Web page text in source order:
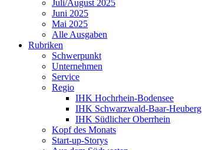
Juli/August 2025
Juni 2025
Mai 2025
Alle Ausgaben
Rubriken
Schwerpunkt
Unternehmen
Service
Regio
IHK Hochrhein-Bodensee
IHK Schwarzwald-Baar-Heuberg
IHK Südlicher Oberrhein
Kopf des Monats
Start-up-Storys